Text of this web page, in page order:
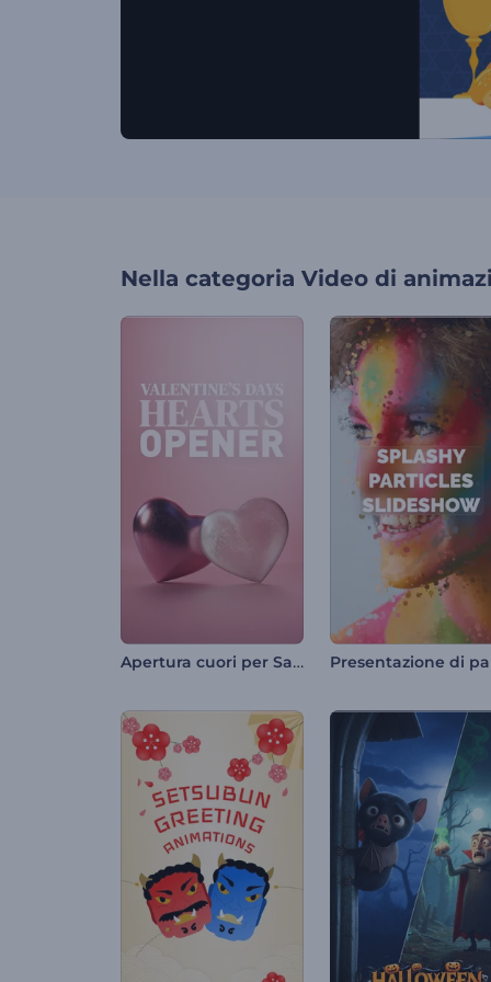
Nella categoria Video di
Apertura cuori per San Valentino